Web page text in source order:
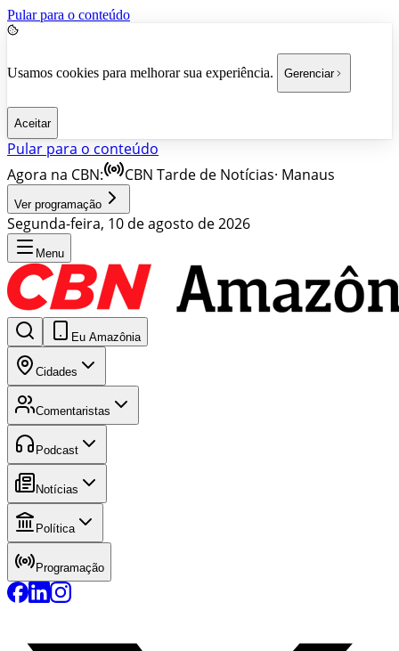
Pular para o conteúdo
Usamos cookies para melhorar sua experiência. Gerenciar
Aceitar
Pular para o conteúdo
Agora na CBN:
CBN Tarde de Notícias· Manaus
Ver programação
Segunda-feira, 10 de agosto de 2026
Menu
Eu Amazônia
Cidades
Comentaristas
Podcast
Notícias
Política
Programação